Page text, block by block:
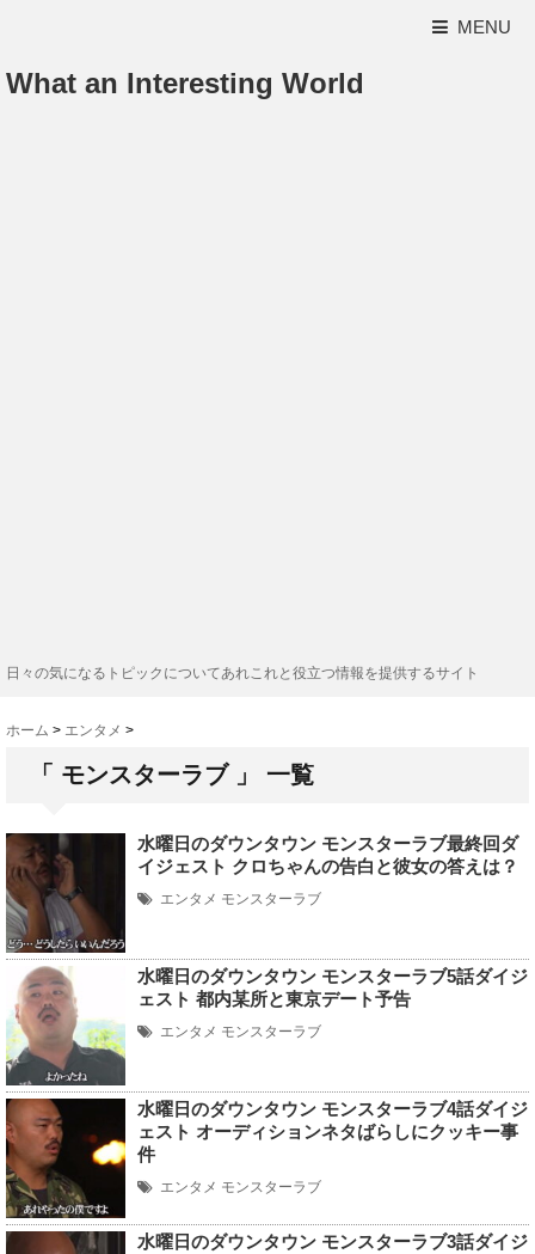
MENU
What an Interesting World
日々の気になるトピックについてあれこれと役立つ情報を提供するサイト
ホーム > エンタメ >
「 モンスターラブ 」 一覧
水曜日のダウンタウン モンスターラブ最終回ダ
イジェスト クロちゃんの告白と彼女の答えは？
エンタメ モンスターラブ
水曜日のダウンタウン モンスターラブ5話ダイジ
ェスト 都内某所と東京デート予告
エンタメ モンスターラブ
水曜日のダウンタウン モンスターラブ4話ダイジ
ェスト オーディションネタばらしにクッキー事
件
エンタメ モンスターラブ
水曜日のダウンタウン モンスターラブ3話ダイジ